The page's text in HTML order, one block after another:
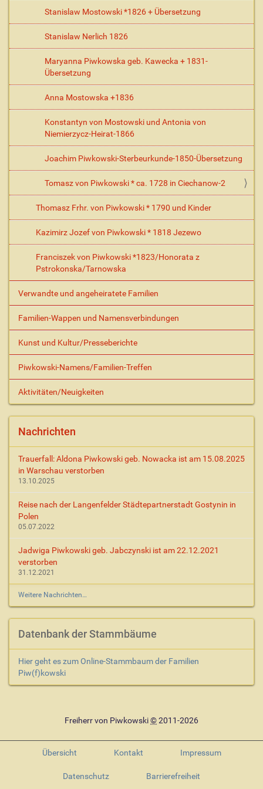
Stanislaw Mostowski *1826 + Übersetzung
Stanislaw Nerlich 1826
Maryanna Piwkowska geb. Kawecka + 1831-
Übersetzung
Anna Mostowska +1836
Konstantyn von Mostowski und Antonia von
Niemierzycz-Heirat-1866
Joachim Piwkowski-Sterbeurkunde-1850-Übersetzung
Tomasz von Piwkowski * ca. 1728 in Ciechanow-2
Thomasz Frhr. von Piwkowski * 1790 und Kinder
Kazimirz Jozef von Piwkowski * 1818 Jezewo
Franciszek von Piwkowski *1823/Honorata z
Pstrokonska/Tarnowska
Verwandte und angeheiratete Familien
Familien-Wappen und Namensverbindungen
Kunst und Kultur/Presseberichte
Piwkowski-Namens/Familien-Treffen
Aktivitäten/Neuigkeiten
Nachrichten
Trauerfall: Aldona Piwkowski geb. Nowacka ist am 15.08.2025
in Warschau verstorben
13.10.2025
Reise nach der Langenfelder Städtepartnerstadt Gostynin in
Polen
05.07.2022
Jadwiga Piwkowski geb. Jabczynski ist am 22.12.2021
verstorben
31.12.2021
Weitere Nachrichten…
Datenbank der Stammbäume
Hier geht es zum Online-Stammbaum der Familien
Piw(f)kowski
Freiherr von Piwkowski©2011-2026
Übersicht Kontakt Impressum
Datenschutz Barrierefreiheit